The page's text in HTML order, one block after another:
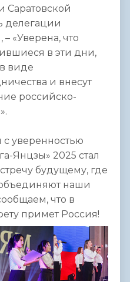
Саратовской
делегации
«Уверена, что
в эти дни,
виде
и внесут
российско-
с уверенностью
Янцзы» 2025 стал
будущему, где
наши
что в
примет Россия!